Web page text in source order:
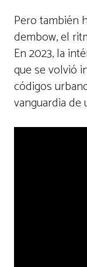
Pero también
dembow, el
En 2023, la
que se volvió
códigos
vanguardia de